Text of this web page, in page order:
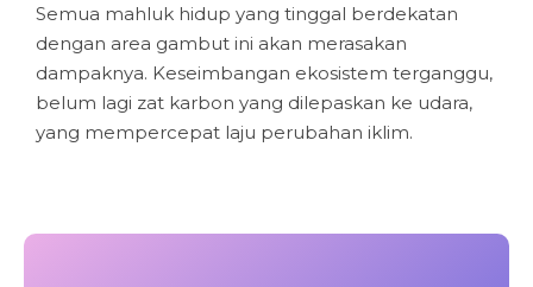
Semua mahluk hidup yang tinggal berdekatan
dengan area gambut ini akan merasakan
dampaknya. Keseimbangan ekosistem terganggu,
belum lagi zat karbon yang dilepaskan ke udara,
yang mempercepat laju perubahan iklim.